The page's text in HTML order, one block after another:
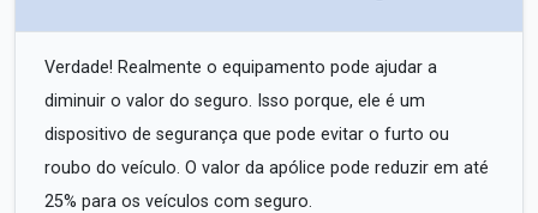
Verdade! Realmente o equipamento pode ajudar a
diminuir o valor do seguro. Isso porque, ele é um
dispositivo de segurança que pode evitar o furto ou
roubo do veículo. O valor da apólice pode reduzir em até
25% para os veículos com seguro.